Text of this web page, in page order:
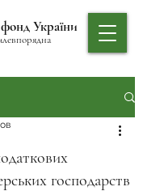
України
господарств